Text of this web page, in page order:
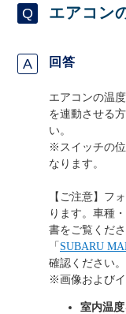
エアコン
回答
エアコンの温
を連動させる
い。
※スイッチの
なります。
【ご注意】フ
ります。車種
書をご覧くだ
「 SUBARU
確認ください。
※画像および
室内温